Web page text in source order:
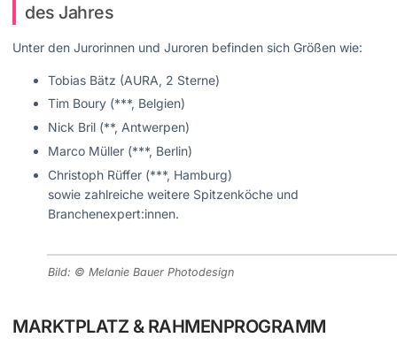
des Jahres
Unter den Jurorinnen und Juroren befinden sich Größen wie:
Tobias Bätz (AURA, 2 Sterne)
Tim Boury (***, Belgien)
Nick Bril (**, Antwerpen)
Marco Müller (***, Berlin)
Christoph Rüffer (***, Hamburg)
sowie zahlreiche weitere Spitzenköche und
Branchenexpert:innen.
Bild: © Melanie Bauer Photodesign
MARKTPLATZ & RAHMENPROGRAMM